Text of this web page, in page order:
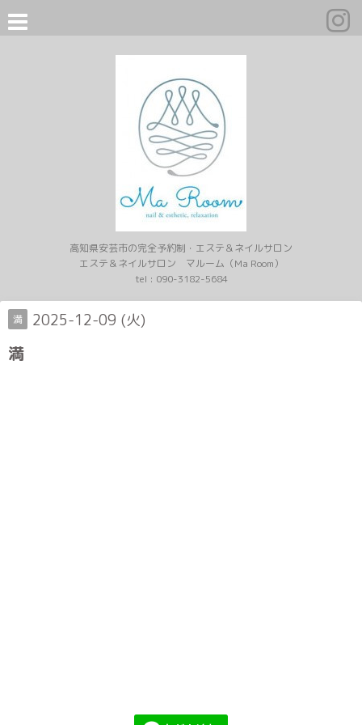
高知県安芸市の完全予約制・エステ＆ネイルサロン
エステ＆ネイルサロン マルーム（Ma Room）
tel : 090-3182-5684
満 2025-12-09 (火)
満